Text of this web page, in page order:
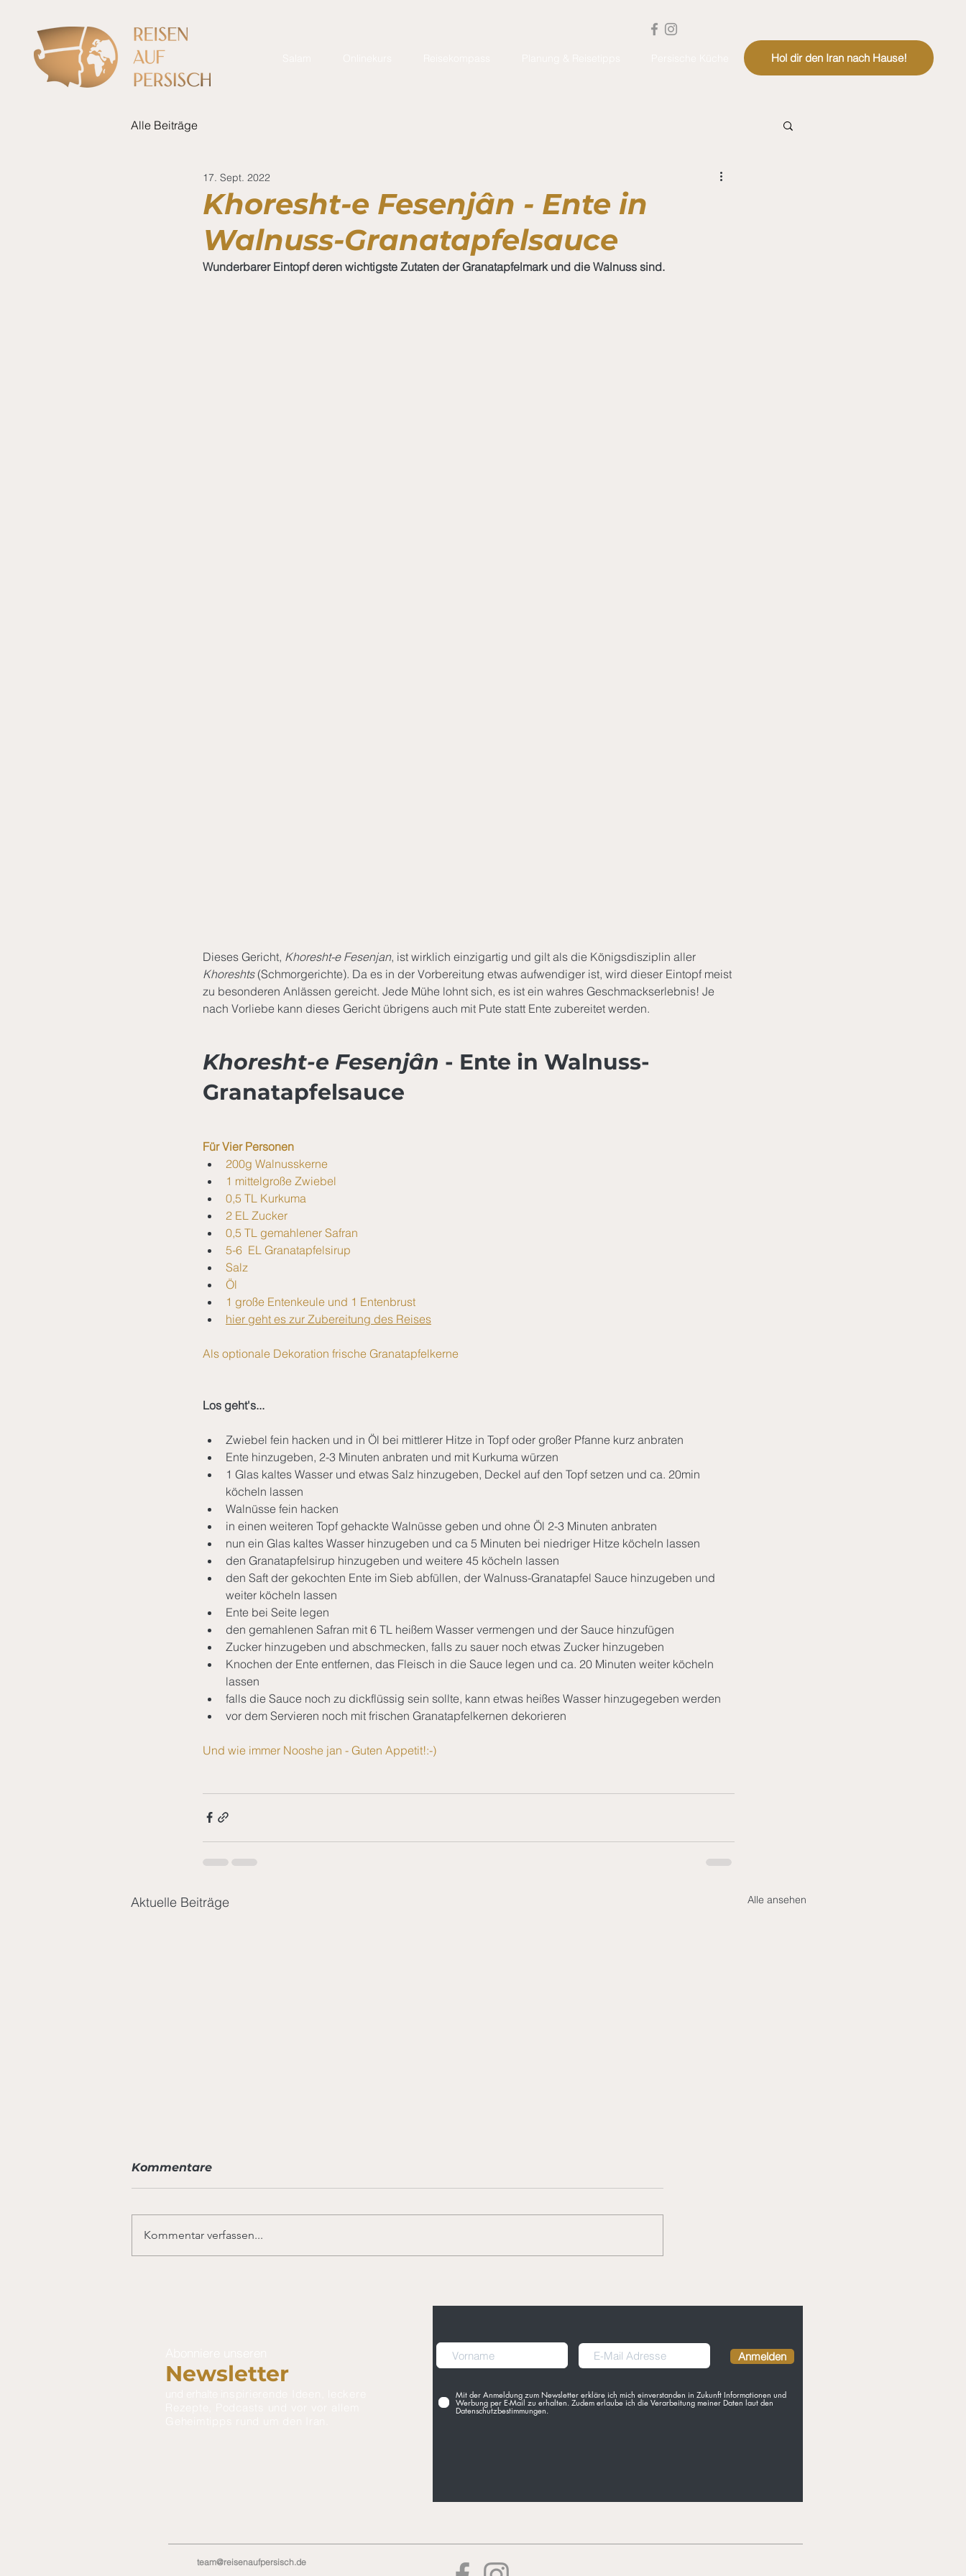
Hol dir den Iran nach Hause!
Alle Beiträge
Khoresht-e Fesenjân - Ente in
Walnuss-Granatapfelsauce
17. Sept. 2022
Wunderbarer Eintopf deren wichtigste Zutaten der Granatapfelmark und die Walnuss sind.
Dieses Gericht, Khoresht-e Fesenjan, ist wirklich einzigartig und gilt als die Königsdisziplin aller
Khoreshts (Schmorgerichte). Da es in der Vorbereitung etwas aufwendiger ist, wird dieser Eintopf meist
zu besonderen Anlässen gereicht. Jede Mühe lohnt sich, es ist ein wahres Geschmackserlebnis! Je
nach Vorliebe kann dieses Gericht übrigens auch mit Pute statt Ente zubereitet werden.
Khoresht-e Fesenjân - Ente in Walnuss-
Granatapfelsauce
Für Vier Personen
200g Walnusskerne
1 mittelgroße Zwiebel
0,5 TL Kurkuma
2 EL Zucker
0,5 TL gemahlener Safran
5-6  EL Granatapfelsirup
Salz
Öl
1 große Entenkeule und 1 Entenbrust
hier geht es zur Zubereitung des Reises
Als optionale Dekoration frische Granatapfelkerne
Los geht's...
Zwiebel fein hacken und in Öl bei mittlerer Hitze in Topf oder großer Pfanne kurz anbraten
Ente hinzugeben, 2-3 Minuten anbraten und mit Kurkuma würzen
1 Glas kaltes Wasser und etwas Salz hinzugeben, Deckel auf den Topf setzen und ca. 20min
köcheln lassen
Walnüsse fein hacken
in einen weiteren Topf gehackte Walnüsse geben und ohne Öl 2-3 Minuten anbraten
nun ein Glas kaltes Wasser hinzugeben und ca 5 Minuten bei niedriger Hitze köcheln lassen
den Granatapfelsirup hinzugeben und weitere 45 köcheln lassen
den Saft der gekochten Ente im Sieb abfüllen, der Walnuss-Granatapfel Sauce hinzugeben und
weiter köcheln lassen
Ente bei Seite legen
den gemahlenen Safran mit 6 TL heißem Wasser vermengen und der Sauce hinzufügen
Zucker hinzugeben und abschmecken, falls zu sauer noch etwas Zucker hinzugeben
Knochen der Ente entfernen, das Fleisch in die Sauce legen und ca. 20 Minuten weiter köcheln
lassen
falls die Sauce noch zu dickflüssig sein sollte, kann etwas heißes Wasser hinzugegeben werden
vor dem Servieren noch mit frischen Granatapfelkernen dekorieren
Und wie immer Nooshe jan - Guten Appetit!:-)
Aktuelle Beiträge Alle ansehen
Kommentare
Kommentar verfassen...
Newsletter
Anmelden
Mit der Anmeldung zum Newsletter erkläre ich mich einverstanden in Zukunft Informationen und
Werbung per E-Mail zu erhalten. Zudem erlaube ich die Verarbeitung meiner Daten laut den
Datenschutzbestimmungen.
team@reisenaufpersisch.de